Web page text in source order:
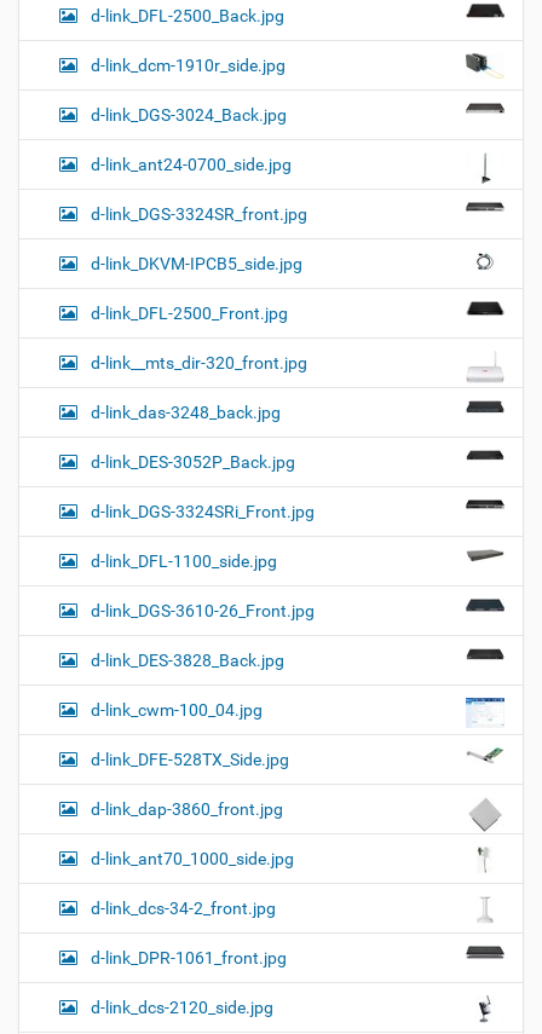
d-link_DFL-2500_Back.jpg
d-link_dcm-1910r_side.jpg
d-link_DGS-3024_Back.jpg
d-link_ant24-0700_side.jpg
d-link_DGS-3324SR_front.jpg
d-link_DKVM-IPCB5_side.jpg
d-link_DFL-2500_Front.jpg
d-link__mts_dir-320_front.jpg
d-link_das-3248_back.jpg
d-link_DES-3052P_Back.jpg
d-link_DGS-3324SRi_Front.jpg
d-link_DFL-1100_side.jpg
d-link_DGS-3610-26_Front.jpg
d-link_DES-3828_Back.jpg
d-link_cwm-100_04.jpg
d-link_DFE-528TX_Side.jpg
d-link_dap-3860_front.jpg
d-link_ant70_1000_side.jpg
d-link_dcs-34-2_front.jpg
d-link_DPR-1061_front.jpg
d-link_dcs-2120_side.jpg